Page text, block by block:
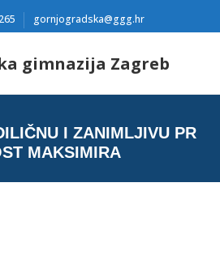
gornjogradska@ggg.hr
I ZANIMLJIVU PR
MAKSIMIRA